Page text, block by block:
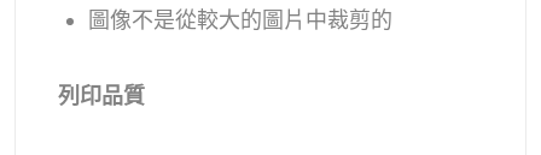
圖像不是從較大的圖片中裁剪的
列印品質